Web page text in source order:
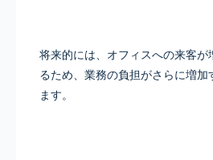
将来的には、オフィスへの来客
るため、業務の負担がさらに増
ます。